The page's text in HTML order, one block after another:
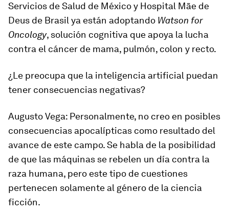
Servicios de Salud de México y Hospital Mãe de
Deus de Brasil ya están adoptando Watson for
Oncology, solución cognitiva que apoya la lucha
contra el cáncer de mama, pulmón, colon y recto.
¿Le preocupa que la inteligencia artificial puedan
tener consecuencias negativas?
Augusto Vega: Personalmente, no creo en posibles
consecuencias apocalípticas como resultado del
avance de este campo. Se habla de la posibilidad
de que las máquinas se rebelen un día contra la
raza humana, pero este tipo de cuestiones
pertenecen solamente al género de la ciencia
ficción.